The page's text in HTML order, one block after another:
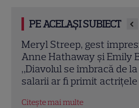
PE ACELAȘI SUBIECT
Tom Holland, decizie
noul său film! Ce
actorul după momentele
făcut senzație prin dans
Citește mai multe